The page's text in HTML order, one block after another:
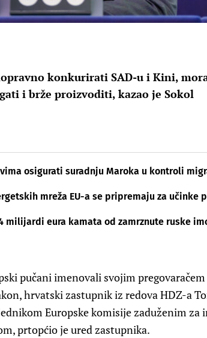
konkurirati SAD-u i Kini,
i brže proizvoditi, kazao je Sokol
osigurati suradnju Maroka u kontroli
mreža EU-a se pripremaju za učinke
milijardi eura kamata od zamrznute ruske
pučani imenovali svojim
hrvatski zastupnik iz redova HDZ-a
Europske komisije zaduženim za
prtopćio je ured zastupnika.